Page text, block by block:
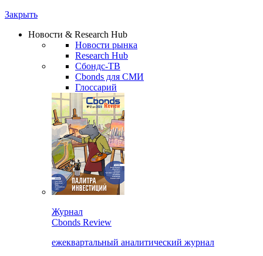
Закрыть
Новости & Research Hub
Новости рынка
Research Hub
Сбондс-ТВ
Cbonds для СМИ
Глоссарий
Журнал
Cbonds Review
ежеквартальный аналитический журнал